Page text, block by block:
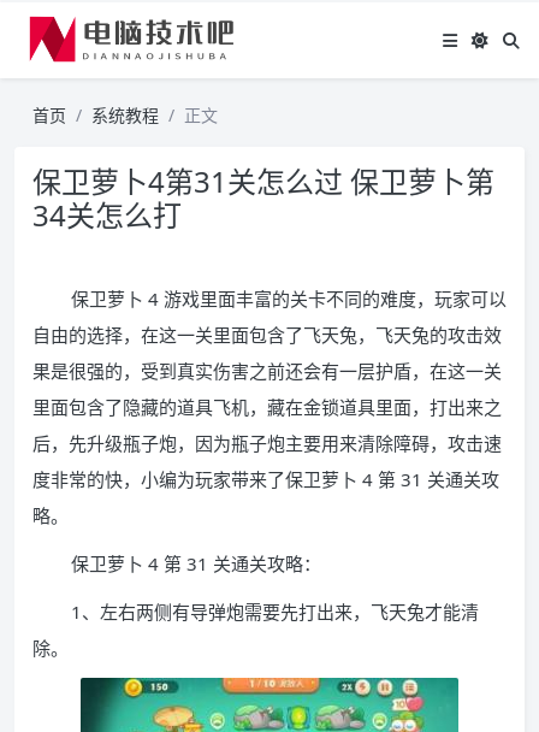
首页 系统教程 正文
保卫萝卜4第31关怎么过 保卫萝卜第
34关怎么打
保卫萝卜 4 游戏里面丰富的关卡不同的难度，玩家可以
自由的选择，在这一关里面包含了飞天兔，飞天兔的攻击效
果是很强的，受到真实伤害之前还会有一层护盾，在这一关
里面包含了隐藏的道具飞机，藏在金锁道具里面，打出来之
后，先升级瓶子炮，因为瓶子炮主要用来清除障碍，攻击速
度非常的快，小编为玩家带来了保卫萝卜 4 第 31 关通关攻
略。
保卫萝卜 4 第 31 关通关攻略：
1、左右两侧有导弹炮需要先打出来，飞天兔才能清
除。